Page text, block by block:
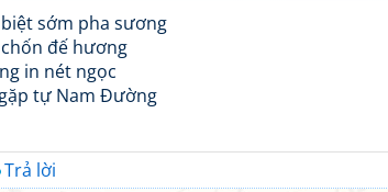
sớm pha sương
đế hương
in nét ngọc
tự Nam Đường
Trả lời